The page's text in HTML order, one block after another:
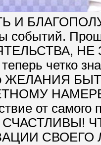
И
событий.
НЕ
четко
ЖЕЛАНИЯ
от
СВОЕГО